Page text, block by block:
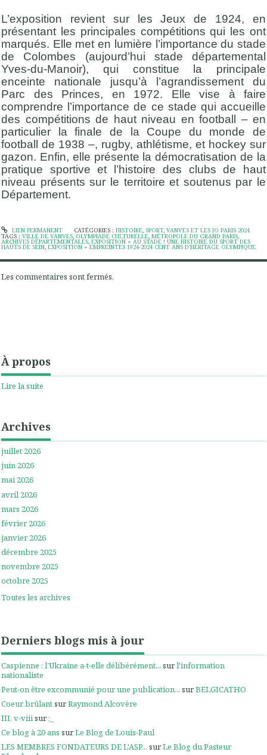
L’exposition revient sur les Jeux de 1924, en
présentant les principales compétitions qui les ont
marqués. Elle met en lumière l’importance du stade
de Colombes (aujourd’hui stade départemental
Yves-du-Manoir), qui constitue la principale
enceinte nationale jusqu’à l’agrandissement du
Parc des Princes, en 1972. Elle vise à faire
comprendre l’importance de ce stade qui accueille
des compétitions de haut niveau en football – en
particulier la finale de la Coupe du monde de
football de 1938 –, rugby, athlétisme, et hockey sur
gazon. Enfin, elle présente la démocratisation de la
pratique sportive et l’histoire des clubs de haut
niveau présents sur le territoire et soutenus par le
Département.
LIEN PERMANENT CATÉGORIES : HISTOIRE, SPORT, VANVES ET LES JO PARIS 2024
TAGS : VILLE DE VANVES, OLYMPIADE CULTURELLE, MÉTROPOLE DU GRAND PARIS,
ARCHIVES DÉPARTEMENTALES, EXPOSITION « AU STADE ! UNE HISTOIRE DU SPORT DES
HAUTS DE SEIN, EXPOSITION « EMPREINTES 1924-2024 CENT ANS D’HÉRITAGE OLYMPIQUE
Les commentaires sont fermés.
À propos
Lire la suite
Archives
juillet 2026
juin 2026
mai 2026
avril 2026
mars 2026
février 2026
janvier 2026
décembre 2025
novembre 2025
octobre 2025
Toutes les archives
Derniers blogs mis à jour
Caspienne : l’Ukraine a-t-elle délibérément... surl'information
nationaliste
Peut-on être excommunié pour une publication... surBELGICATHO
Coeur brûlantsurRaymond Alcovère
III, v-viiisur;_
Ce blog à 20 ans surLe Blog de Louis-Paul
LES MEMBRES FONDATEURS DE L'ASP... surLe Blog du Pasteur